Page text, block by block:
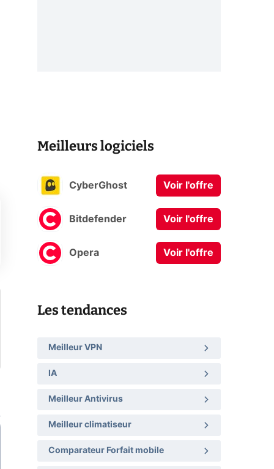
Meilleurs logiciels
CyberGhost Voir l'offre
Bitdefender Voir l'offre
Opera Voir l'offre
Les tendances
Meilleur VPN
IA
Meilleur Antivirus
Meilleur climatiseur
Comparateur Forfait mobile